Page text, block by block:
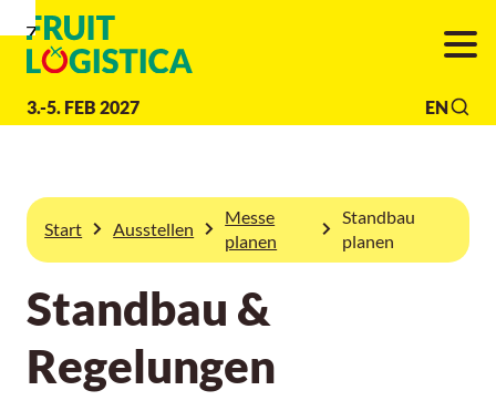
Zur
Navigation
Suche Hauptinhalt
3.-5. FEB 2027 EN
Start Ausstellen
Messe
planen
Standbau
planen
Standbau &
Regelungen